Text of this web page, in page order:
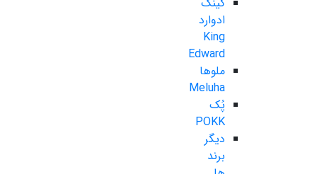
ادوارد
King
Edward
ملوها
Meluha
پُک
POKK
دیگر
برند